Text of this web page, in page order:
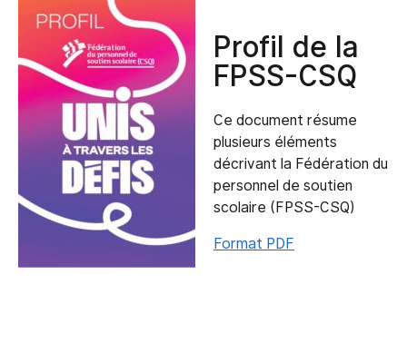
Profil de la
FPSS-CSQ
Ce document résume
plusieurs éléments
décrivant la Fédération du
personnel de soutien
scolaire (FPSS-CSQ)
Format PDF